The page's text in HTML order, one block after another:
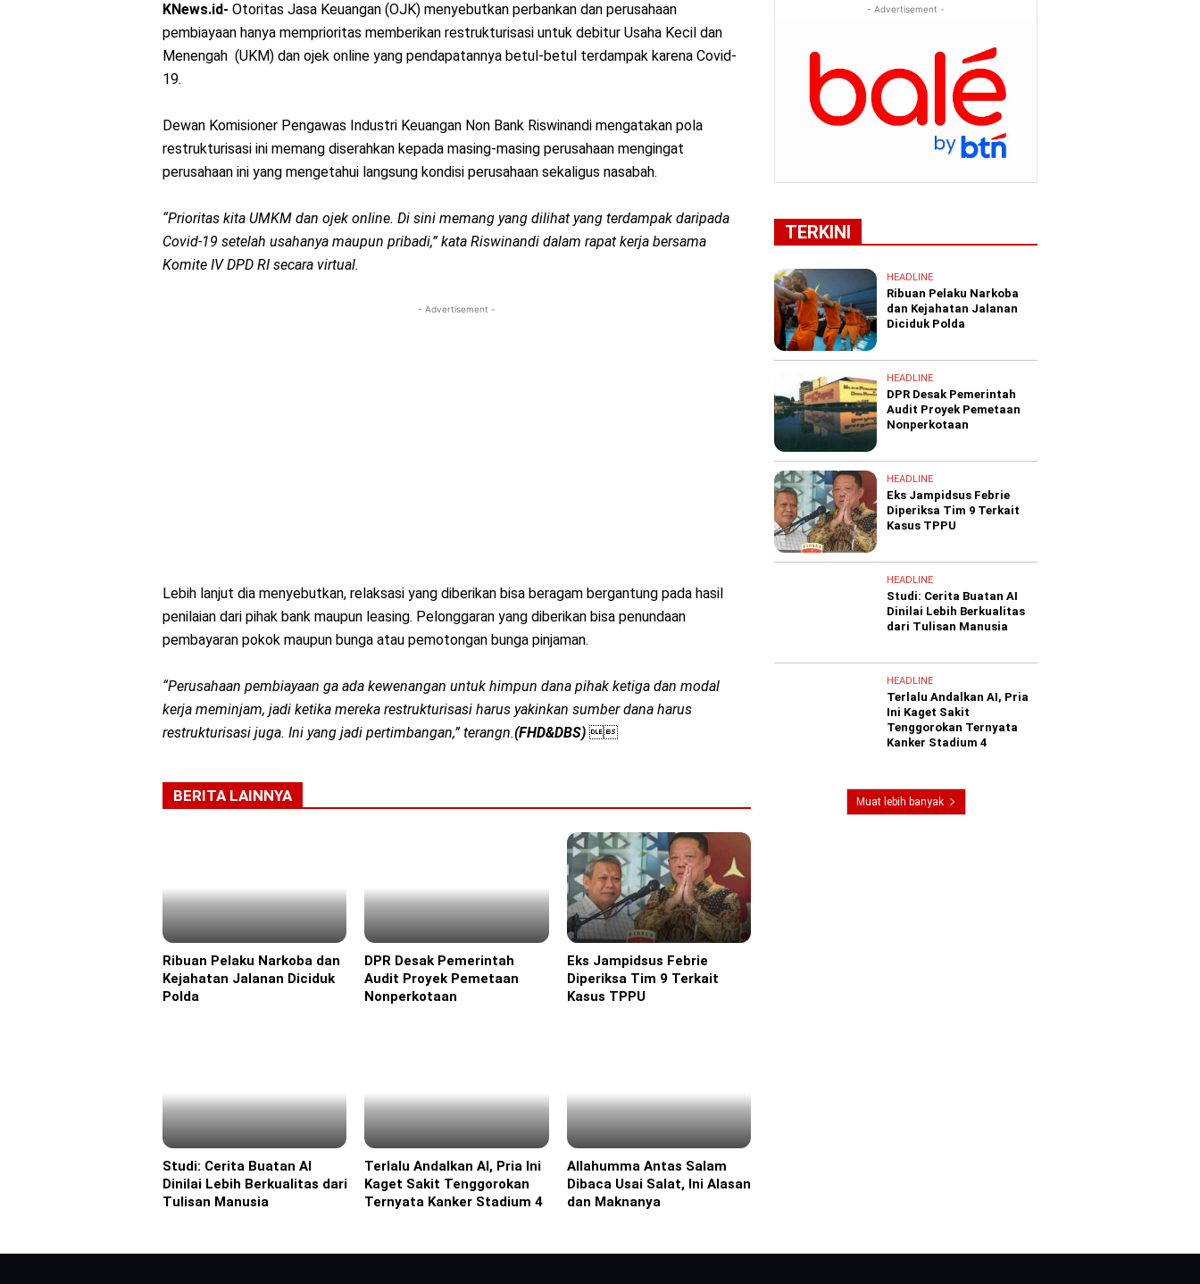
KNews.id- Otoritas Jasa Keuangan (OJK) menyebutkan perbankan dan perusahaan
pembiayaan hanya memprioritas memberikan restrukturisasi untuk debitur Usaha Kecil dan
Menengah (UKM) dan ojek online yang pendapatannya betul-betul terdampak karena Covid-
19.
Dewan Komisioner Pengawas Industri Keuangan Non Bank Riswinandi mengatakan pola
restrukturisasi ini memang diserahkan kepada masing-masing perusahaan mengingat
perusahaan ini yang mengetahui langsung kondisi perusahaan sekaligus nasabah.
“Prioritas kita UMKM dan ojek online. Di sini memang yang dilihat yang terdampak daripada
Covid-19 setelah usahanya maupun pribadi,” kata Riswinandi dalam rapat kerja bersama
Komite IV DPD RI secara virtual.
- Advertisement -
Lebih lanjut dia menyebutkan, relaksasi yang diberikan bisa beragam bergantung pada hasil
penilaian dari pihak bank maupun leasing. Pelonggaran yang diberikan bisa penundaan
pembayaran pokok maupun bunga atau pemotongan bunga pinjaman.
“Perusahaan pembiayaan ga ada kewenangan untuk himpun dana pihak ketiga dan modal
kerja meminjam, jadi ketika mereka restrukturisasi harus yakinkan sumber dana harus
restrukturisasi juga. Ini yang jadi pertimbangan,” terangn.(FHD&DBS) 
BERITA LAINNYA
Headline
Ribuan Pelaku Narkoba dan
Kejahatan Jalanan Diciduk
Polda
Headline
DPR Desak Pemerintah
Audit Proyek Pemetaan
Nonperkotaan
Headline
Eks Jampidsus Febrie
Diperiksa Tim 9 Terkait
Kasus TPPU
Headline
Studi: Cerita Buatan AI
Dinilai Lebih Berkualitas dari
Tulisan Manusia
Headline
Terlalu Andalkan AI, Pria Ini
Kaget Sakit Tenggorokan
Ternyata Kanker Stadium 4
Headline
Allahumma Antas Salam
Dibaca Usai Salat, Ini Alasan
dan Maknanya
- Advertisement -
TERKINI
HEADLINE
Ribuan Pelaku Narkoba
dan Kejahatan Jalanan
Diciduk Polda
HEADLINE
DPR Desak Pemerintah
Audit Proyek Pemetaan
Nonperkotaan
HEADLINE
Eks Jampidsus Febrie
Diperiksa Tim 9 Terkait
Kasus TPPU
HEADLINE
Studi: Cerita Buatan AI
Dinilai Lebih Berkualitas
dari Tulisan Manusia
HEADLINE
Terlalu Andalkan AI, Pria
Ini Kaget Sakit
Tenggorokan Ternyata
Kanker Stadium 4
Muat lebih banyak